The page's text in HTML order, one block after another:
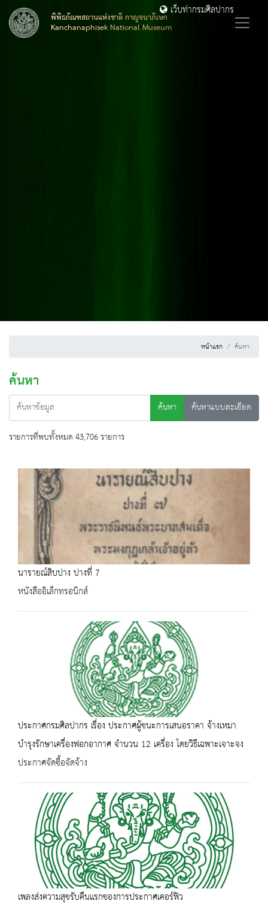
พิพิธภัณฑสถานแห่งชาติ กาญจนาภิเษก
Kanchanaphisek National Museum
เว็บท่ากรมศิลปากร
หน้าแรก ค้นหา
ค้นหา
ค้นหา
ค้นหาแบบละเอียด
รายการที่พบทั้งหมด 43,706 รายการ
นารายณ์สิบปาง ปางที่ 7
หนังสืออิเล็กทรอนิกส์
ประกาศกรมศิลปากร เรื่อง ประกาศผู้ชนะการเสนอราคา จ้างเหมา
บำรุงรักษาเครื่องฟอกอากาศ จำนวน 12 เครื่อง โดยวิธีเฉพาะเจาะจง
ประกาศจัดซื้อจัดจ้าง
เพลงส่งความสุขรับคืนแรกของการประกาศเคอร์ฟิว